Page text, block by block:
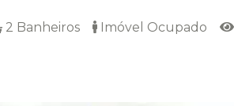
2 Banheiros Imóvel Ocupado